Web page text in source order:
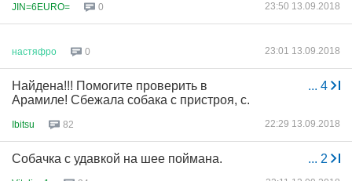
JIN=6EURO= 0 23:50 13.09.2018
настяфро 0 23:01 13.09.2018
... 4
Найдена!!! Помогите проверить в
Арамиле! Сбежала собака с пристроя, с.
Ibitsu 82 22:29 13.09.2018
... 2
Собачка с удавкой на шее поймана.